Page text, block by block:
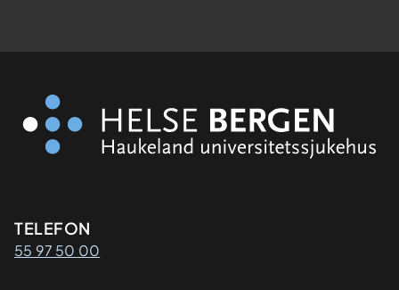
Kontaktinformasjon
TELEFON
55 97 50 00